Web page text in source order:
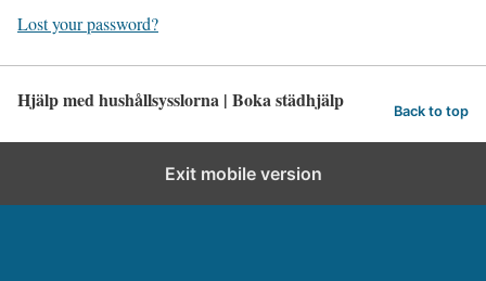
e
u
e
d
Lost your password?
Hjälp med hushållsysslorna | Boka städhjälp Back to top
Exit mobile version